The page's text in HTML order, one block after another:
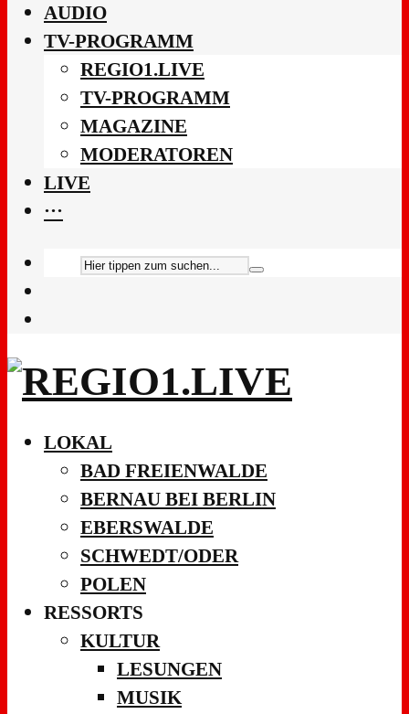
AUDIO
TV-PROGRAMM
REGIO1.LIVE
TV-PROGRAMM
MAGAZINE
MODERATOREN
LIVE
···
LOKAL
BAD FREIENWALDE
BERNAU BEI BERLIN
EBERSWALDE
SCHWEDT/ODER
POLEN
RESSORTS
KULTUR
LESUNGEN
MUSIK